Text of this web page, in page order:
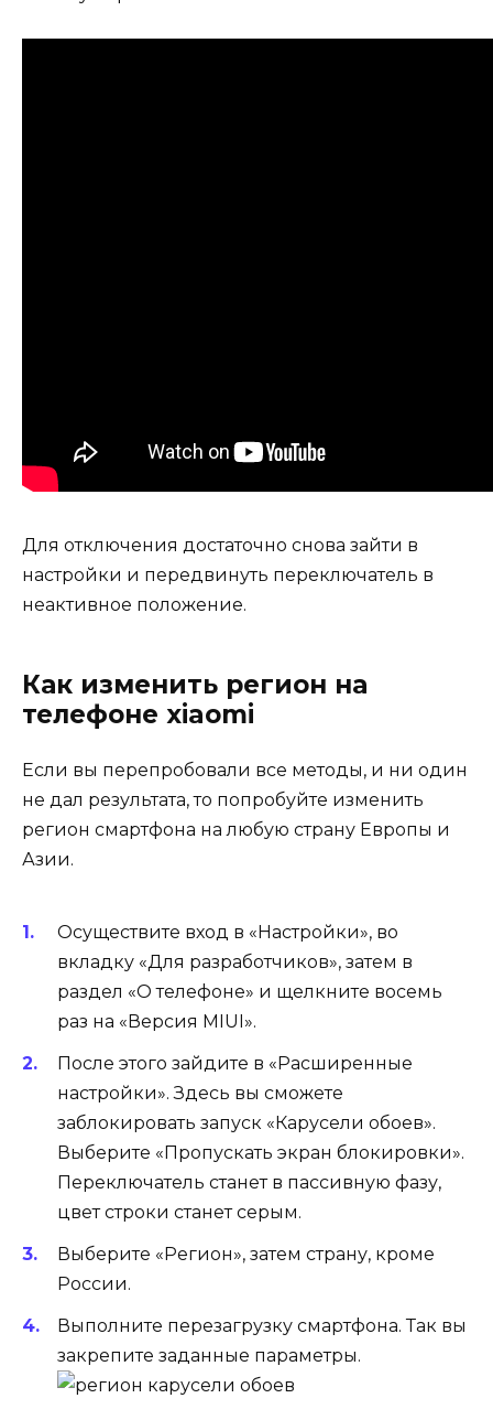
Для отключения достаточно снова зайти в
настройки и передвинуть переключатель в
неактивное положение.
Как изменить регион на
телефоне xiaomi
Если вы перепробовали все методы, и ни один
не дал результата, то попробуйте изменить
регион смартфона на любую страну Европы и
Азии.
Осуществите вход в «Настройки», во
вкладку «Для разработчиков», затем в
раздел «О телефоне» и щелкните восемь
раз на «Версия MIUI».
После этого зайдите в «Расширенные
настройки». Здесь вы сможете
заблокировать запуск «Карусели обоев».
Выберите «Пропускать экран блокировки».
Переключатель станет в пассивную фазу,
цвет строки станет серым.
Выберите «Регион», затем страну, кроме
России.
Выполните перезагрузку смартфона. Так вы
закрепите заданные параметры.